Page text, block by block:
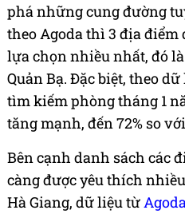
phá những cung đường
theo Agoda thì 3 địa
lựa chọn nhiều nhất, đó
Quản Bạ. Đặc biệt, theo
tìm kiếm phòng tháng 1
tăng mạnh, đến 72% so
Bên cạnh danh sách các
càng được yêu thích
Hà Giang, dữ liệu từ